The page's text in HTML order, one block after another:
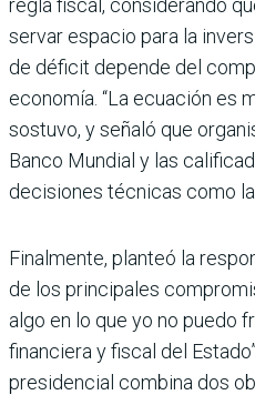
servar espacio para la
de déficit depende del
economía. “La ecuación es
sostuvo, y señaló que
Banco Mundial y las
decisiones técnicas como
Finalmente, planteó la
de los principales
algo en lo que yo no puedo
financiera y fiscal del
presidencial combina dos